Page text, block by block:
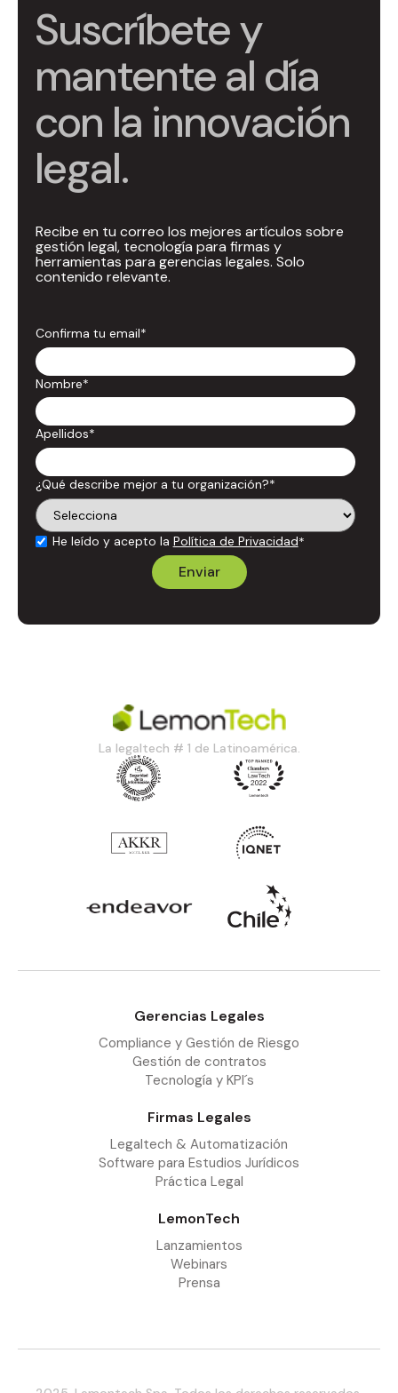
Suscríbete y
mantente al día
con la innovación
legal.
Recibe en tu correo los mejores artículos sobre
gestión legal, tecnología para firmas y
herramientas para gerencias legales. Solo
contenido relevante.
Confirma tu email*
Nombre*
Apellidos*
¿Qué describe mejor a tu organización?*
He leído y acepto la Política de Privacidad*
La legaltech # 1 de Latinoamérica.
Gerencias Legales
Compliance y Gestión de Riesgo
Gestión de contratos
Tecnología y KPI´s
Firmas Legales
Legaltech & Automatización
Software para Estudios Jurídicos
Práctica Legal
LemonTech
Lanzamientos
Webinars
Prensa